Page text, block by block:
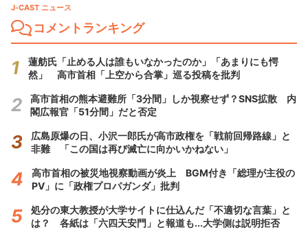
J-CAST ニュース
コメントランキング
蓮舫氏「止める人は誰もいなかったのか」「あまりにも愕
然」 高市首相「上空から合掌」巡る投稿を批判
高市首相の熊本避難所「3分間」しか視察せず？SNS拡散 内
閣広報官「51分間」だと否定
広島原爆の日、小沢一郎氏が高市政権を「戦前回帰路線」と
非難 「この国は再び滅亡に向かいかねない」
高市首相の被災地視察動画が炎上 BGM付き「総理が主役の
PV」に「政権プロパガンダ」批判
処分の東大教授が大学サイトに仕込んだ「不適切な言葉」と
は？ 各紙は「六四天安門」と報道も...大学側は説明拒否